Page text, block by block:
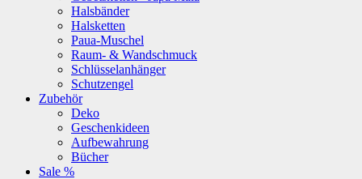
Halsbänder
Halsketten
Paua-Muschel
Raum- & Wandschmuck
Schlüsselanhänger
Schutzengel
Zubehör
Deko
Geschenkideen
Aufbewahrung
Bücher
Sale %